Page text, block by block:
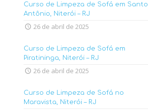
Curso de Limpeza de Sofá em Santo
Antônio, Niterói – RJ
26 de abril de 2025
Curso de Limpeza de Sofá em
Piratininga, Niterói – RJ
26 de abril de 2025
Curso de Limpeza de Sofá no
Maravista, Niterói – RJ